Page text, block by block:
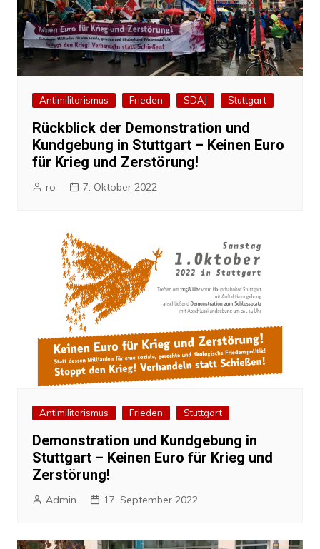
Antimilitarismus Frieden SDAJ Stuttgart
Rückblick der Demonstration und
Kundgebung in Stuttgart – Keinen Euro
für Krieg und Zerstörung!
ro 7. Oktober 2022
Antimilitarismus Frieden Stuttgart
Demonstration und Kundgebung in
Stuttgart – Keinen Euro für Krieg und
Zerstörung!
Admin 17. September 2022